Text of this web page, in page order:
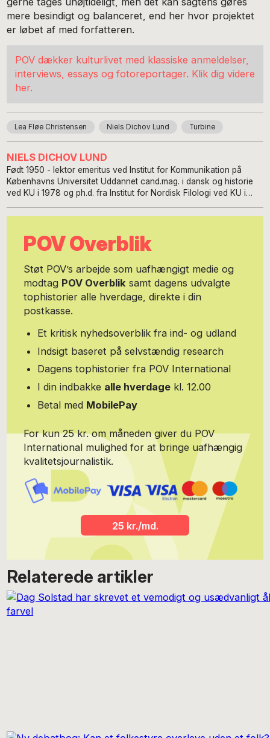
mere besindigt og balanceret, end her hvor projektet
er løbet af med forfatteren.
POV dækker kulturlivet med klassiske anmeldelser,
interviews, essays og fotoreportager. Klik dig videre
her.
Lea Fløe Christensen Niels Dichov Lund Turbine
NIELS DICHOV LUND
Født 1950 - lektor emeritus ved Institut for Kommunikation på
Københavns Universitet Uddannet cand.mag. i dansk og historie
ved KU i 1978 og ph.d. fra Institut for Nordisk Filologi ved KU i
fra 2013-2019 ved Københavns Universitet i litteratur- og
litteraturformidling og folkeoplysning, barndomsskildringer i
litteraturen og digital formidling af kulturarv. Dertil redaktion af tss-
litteratursociologi, kulturarv, kulturpolitik, biblioteksforhold etc. i
mange tidsskrifter, foruden overbliksanmeldelser af skønlitteratur.
P.t. fagansvarlig for nogle litteraturfaglige felter ved Den Store
Danske.
POV Overblik
Støt POV’s arbejde som uafhængigt medie og
modtag POV Overbliksamt dagens udvalgte
tophistorier alle hverdage, direkte i din
postkasse.
Et kritisk nyhedsoverblik fra ind- og udland
Indsigt baseret på selvstændig research
Dagens tophistorier fra POV International
I din indbakke alle hverdage kl. 12.00
Betal med MobilePay
For kun 25 kr. om måneden giver du POV
International mulighed for at bringe uafhængig
kvalitetsjournalistik.
25 kr./md.
Relaterede artikler